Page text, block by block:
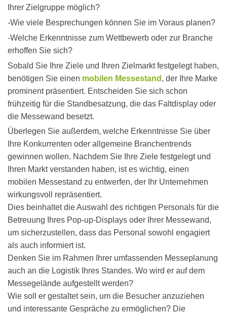
Ihrer Zielgruppe möglich?
-Wie viele Besprechungen können Sie im Voraus planen?
-Welche Erkenntnisse zum Wettbewerb oder zur Branche
erhoffen Sie sich?
Sobald Sie Ihre Ziele und Ihren Zielmarkt festgelegt haben,
benötigen Sie einen mobilen Messestand , der Ihre Marke
prominent präsentiert. Entscheiden Sie sich schon
frühzeitig für die Standbesatzung, die das Faltdisplay oder
die Messewand besetzt.
Überlegen Sie außerdem, welche Erkenntnisse Sie über
Ihre Konkurrenten oder allgemeine Branchentrends
gewinnen wollen. Nachdem Sie Ihre Ziele festgelegt und
Ihren Markt verstanden haben, ist es wichtig, einen
mobilen Messestand zu entwerfen, der Ihr Unternehmen
wirkungsvoll repräsentiert.
Dies beinhaltet die Auswahl des richtigen Personals für die
Betreuung Ihres Pop-up-Displays oder Ihrer Messewand,
um sicherzustellen, dass das Personal sowohl engagiert
als auch informiert ist.
Denken Sie im Rahmen Ihrer umfassenden Messeplanung
auch an die Logistik Ihres Standes. Wo wird er auf dem
Messegelände aufgestellt werden?
Wie soll er gestaltet sein, um die Besucher anzuziehen
und interessante Gespräche zu ermöglichen? Die